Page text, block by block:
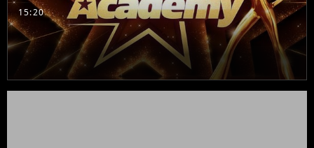
15:20